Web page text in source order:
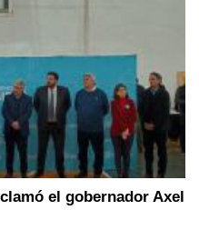
el gobernador Axel